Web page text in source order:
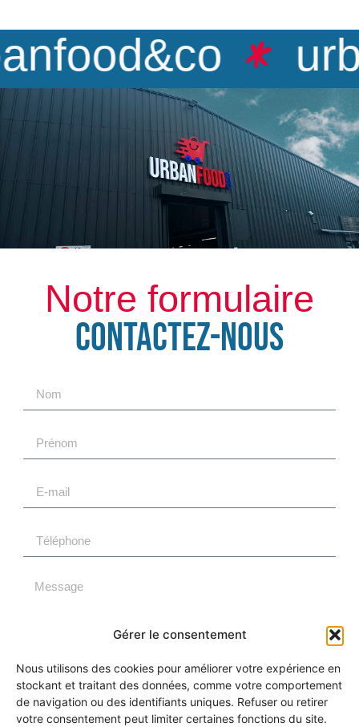
Gérer le consentement
Nous utilisons des cookies pour améliorer votre expérience en
stockant et traitant des données, comme votre comportement
de navigation ou des identifiants uniques. Refuser ou retirer
votre consentement peut limiter certaines fonctions du site.
Notre formulaire
CONTACTEZ-NOUS
ENVOYER
Alternative: